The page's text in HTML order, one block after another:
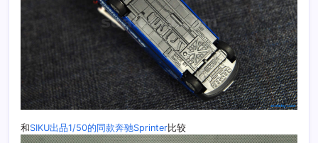
和SIKU出品1/50的同款奔驰Sprinter比较